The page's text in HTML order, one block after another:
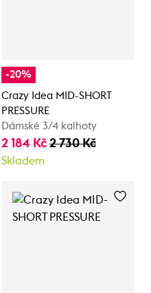
-20%
Crazy Idea MID-SHORT
PRESSURE
Dámské 3/4 kalhoty
2 184 Kč 2 730 Kč
Skladem